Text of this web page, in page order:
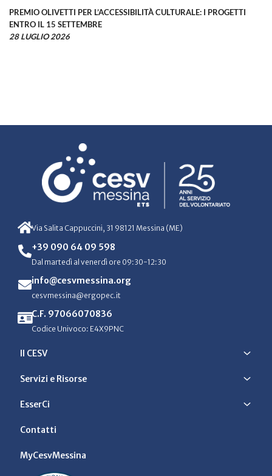
PREMIO OLIVETTI PER L’ACCESSIBILITÀ CULTURALE: I PROGETTI
ENTRO IL 15 SETTEMBRE
28 LUGLIO 2026
Via Salita Cappuccini, 31 98121 Messina (ME)
+39 090 64 09 598
Dal martedì al venerdì ore 09:30-12:30
info@cesvmessina.org
cesvmessina@ergopec.it
C.F. 97066070836
Codice Univoco: E4X9PNC
Il CESV
Servizi e Risorse
EsserCi
Contatti
MyCesvMessina